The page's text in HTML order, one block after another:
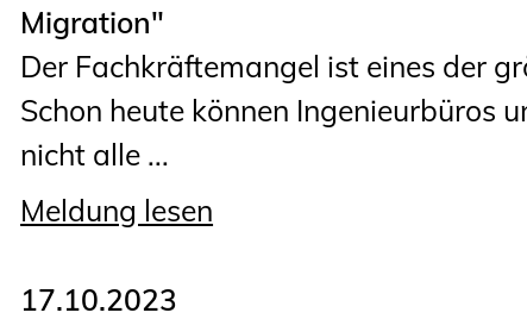
Migration"
Der Fachkräftemangel ist eines der
Schon heute können Ingenieurbüros
nicht alle ...
Meldung lesen
17.10.2023